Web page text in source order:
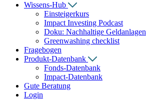
Wissens-Hub
Einsteigerkurs
Impact Investing Podcast
Doku: Nachhaltige Geldanlagen
Greenwashing checklist
Fragebogen
Produkt-Datenbank
Fonds-Datenbank
Impact-Datenbank
Gute Beratung
Login